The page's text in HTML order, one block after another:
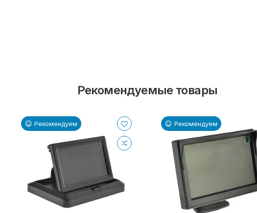
Рекомендуемые товары
Рекомендуем Рекомендуем